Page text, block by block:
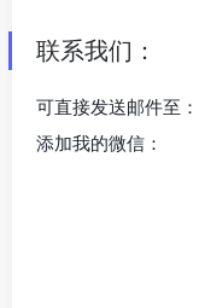
联系我们：
可直接发送邮件至
添加我的微信：